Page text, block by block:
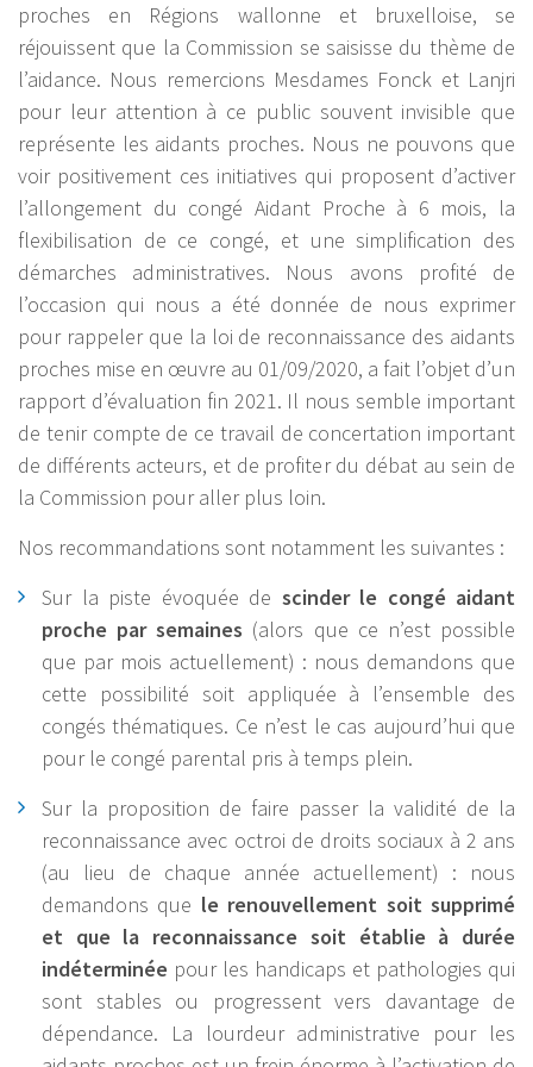
proches en Régions wallonne et bruxelloise, se
réjouissent que la Commission se saisisse du thème de
l’aidance. Nous remercions Mesdames Fonck et Lanjri
pour leur attention à ce public souvent invisible que
représente les aidants proches. Nous ne pouvons que
voir positivement ces initiatives qui proposent d’activer
l’allongement du congé Aidant Proche à 6 mois, la
flexibilisation de ce congé, et une simplification des
démarches administratives. Nous avons profité de
l’occasion qui nous a été donnée de nous exprimer
pour rappeler que la loi de reconnaissance des aidants
proches mise en œuvre au 01/09/2020, a fait l’objet d’un
rapport d’évaluation fin 2021. Il nous semble important
de tenir compte de ce travail de concertation important
de différents acteurs, et de profiter du débat au sein de
la Commission pour aller plus loin.
Nos recommandations sont notamment les suivantes :
Sur la piste évoquée de scinder le congé aidant
proche par semaines (alors que ce n’est possible
que par mois actuellement) : nous demandons que
cette possibilité soit appliquée à l’ensemble des
congés thématiques. Ce n’est le cas aujourd’hui que
pour le congé parental pris à temps plein.
Sur la proposition de faire passer la validité de la
reconnaissance avec octroi de droits sociaux à 2 ans
(au lieu de chaque année actuellement) : nous
demandons que le renouvellement soit supprimé
et que la reconnaissance soit établie à durée
indéterminée pour les handicaps et pathologies qui
sont stables ou progressent vers davantage de
dépendance. La lourdeur administrative pour les